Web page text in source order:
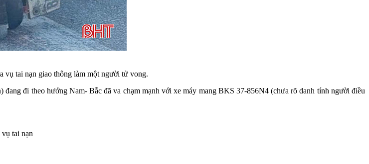
vụ tai nạn giao thông làm một người tử vong.
đi theo hướng Nam- Bắc đã va chạm mạnh với xe máy mang BKS 37-856N4 (chưa rõ danh tính người điều
tai nạn